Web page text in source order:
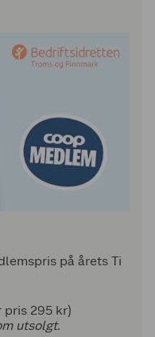
på årets Ti
295 kr)
utsolgt.